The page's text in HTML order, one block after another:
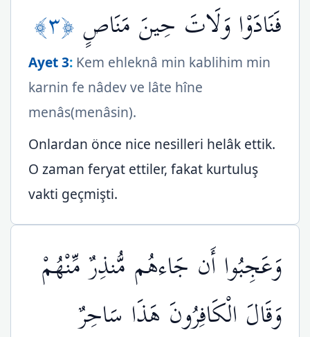
فَنَادَوْا وَلَاتَ حِينَ مَنَاصٍ ﴿٣﴾
Ayet 3: Kem ehleknâ min kablihim min
karnin fe nâdev ve lâte hîne
menâs(menâsin).
Onlardan önce nice nesilleri helâk ettik.
O zaman feryat ettiler, fakat kurtuluş
vakti geçmişti.
وَعَجِبُوا أَن جَاءهُم مُّنذِرٌ مِّنْهُمْ
وَقَالَ الْكَافِرُونَ هَذَا سَاحِرٌ